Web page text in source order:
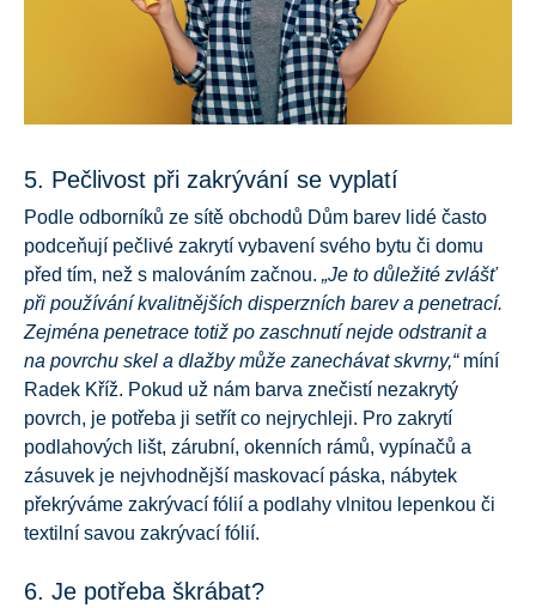
5. Pečlivost při zakrývání se vyplatí
Podle odborníků ze sítě obchodů Dům barev lidé často
podceňují pečlivé zakrytí vybavení svého bytu či domu
před tím, než s malováním začnou. „Je to důležité zvlášť
při používání kvalitnějších disperzních barev a penetrací.
Zejména penetrace totiž po zaschnutí nejde odstranit a
na povrchu skel a dlažby může zanechávat skvrny,“míní
Radek Kříž. Pokud už nám barva znečistí nezakrytý
povrch, je potřeba ji setřít co nejrychleji. Pro zakrytí
podlahových lišt, zárubní, okenních rámů, vypínačů a
zásuvek je nejvhodnější maskovací páska, nábytek
překrýváme zakrývací fólií a podlahy vlnitou lepenkou či
textilní savou zakrývací fólií.
6. Je potřeba škrábat?